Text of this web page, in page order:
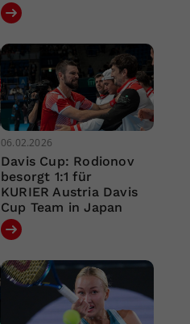
06.02.2026
Davis Cup: Rodionov
besorgt 1:1 für
KURIER Austria Davis
Cup Team in Japan